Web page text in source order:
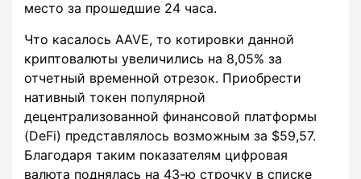
место за прошедшие 24 часа.
Что касалось AAVE, то котировки данной
криптовалюты увеличились на 8,05% за
отчетный временной отрезок. Приобрести
нативный токен популярной
децентрализованной финансовой платформы
(DeFi) представлялось возможным за $59,57.
Благодаря таким показателям цифровая
валюта поднялась на 43-ю строчку в списке